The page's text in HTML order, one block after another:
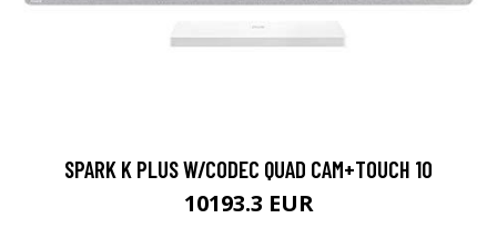
SPARK K PLUS W/CODEC QUAD CAM+TOUCH 10
10193.3 EUR